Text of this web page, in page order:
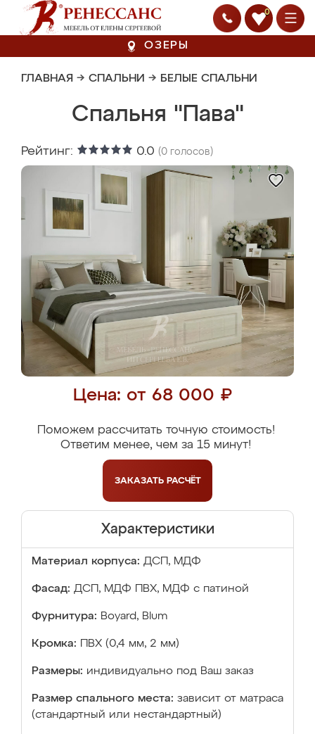
0
ОЗЕРЫ
ГЛАВНАЯ → СПАЛЬНИ → БЕЛЫЕ СПАЛЬНИ
Спальня "Пава"
Рейтинг: 0.0 (0 голосов)
Цена: от 68 000 ₽
Поможем рассчитать точную стоимость!
Ответим менее, чем за 15 минут!
ЗАКАЗАТЬ РАСЧЁТ
Характеристики
Материал корпуса: ДСП, МДФ
Фасад: ДСП, МДФ ПВХ, МДФ с патиной
Фурнитура: Boyard, Blum
Кромка: ПВХ (0,4 мм, 2 мм)
Размеры: индивидуально под Ваш заказ
Размер спального места: зависит от матраса
(стандартный или нестандартный)